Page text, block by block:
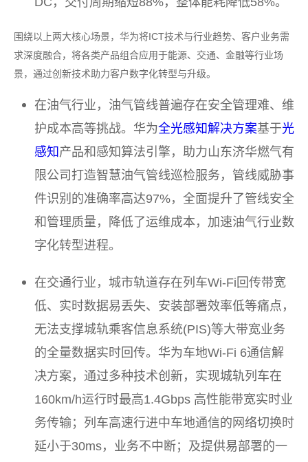
围绕以上两大核心场景，华为将ICT技术与行业趋势、客户业务需
求深度融合，将各类产品组合应用于能源、交通、金融等行业场
景，通过创新技术助力客户数字化转型与升级。
在油气行业，油气管线普遍存在安全管理难、维
护成本高等挑战。华为全光感知解决方案基于光
感知 产品和感知算法引擎，助力山东济华燃气有
限公司打造智慧油气管线巡检服务，管线威胁事
件识别的准确率高达97%，全面提升了管线安全
和管理质量，降低了运维成本，加速油气行业数
字化转型进程。
在交通行业，城市轨道存在列车Wi-Fi回传带宽
低、实时数据易丢失、安装部署效率低等痛点，
无法支撑城轨乘客信息系统(PIS)等大带宽业务
的全量数据实时回传。华为车地Wi-Fi 6通信解
决方案，通过多种技术创新，实现城轨列车在
160km/h运行时最高1.4Gbps 高性能带宽实时业
务传输；列车高速行进中车地通信的网络切换时
延小于30ms，业务不中断；及提供易部署的一